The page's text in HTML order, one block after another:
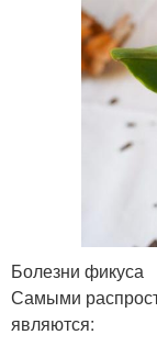
Болезни
Самыми
являются: